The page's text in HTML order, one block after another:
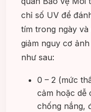
chỉ số UV để
tím trong ngày
giảm nguy cơ
như sau:
0 – 2 (mức
cảm hoặc dễ
chống nắng,